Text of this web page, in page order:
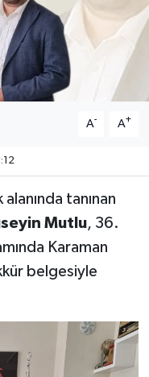
A- A+
tanınan
Mutlu, 36.
Karaman
belgesiyle